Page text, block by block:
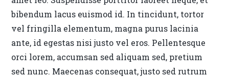
bibendum lacus euismod id. In tincidunt, tortor
vel fringilla elementum, magna purus lacinia
ante, id egestas nisi justo vel eros. Pellentesque
orci lorem, accumsan sed aliquam sed, pretium
sed nunc. Maecenas consequat, justo sed rutrum